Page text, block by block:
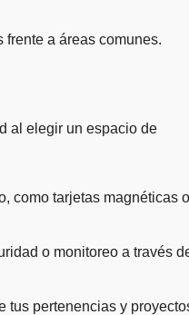
a áreas comunes.
al elegir un espacio de
como tarjetas magnéticas o
o monitoreo a través
tus pertenencias y